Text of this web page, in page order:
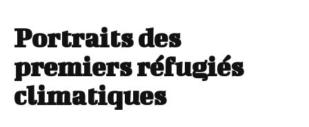
Portraits des
premiers réfugiés
climatiques